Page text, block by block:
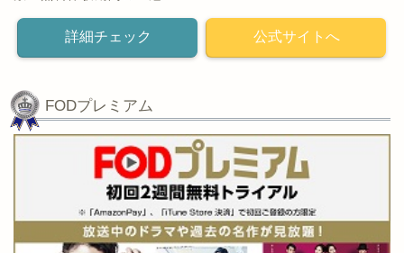
詳細チェック 公式サイトへ
FODプレミアム